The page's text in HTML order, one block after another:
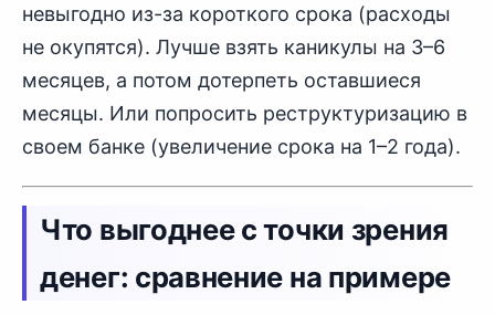
невыгодно из-за короткого срока (расходы
не окупятся). Лучше взять каникулы на 3–6
месяцев, а потом дотерпеть оставшиеся
месяцы. Или попросить реструктуризацию в
своем банке (увеличение срока на 1–2 года).
Что выгоднее с точки зрения
денег: сравнение на примере